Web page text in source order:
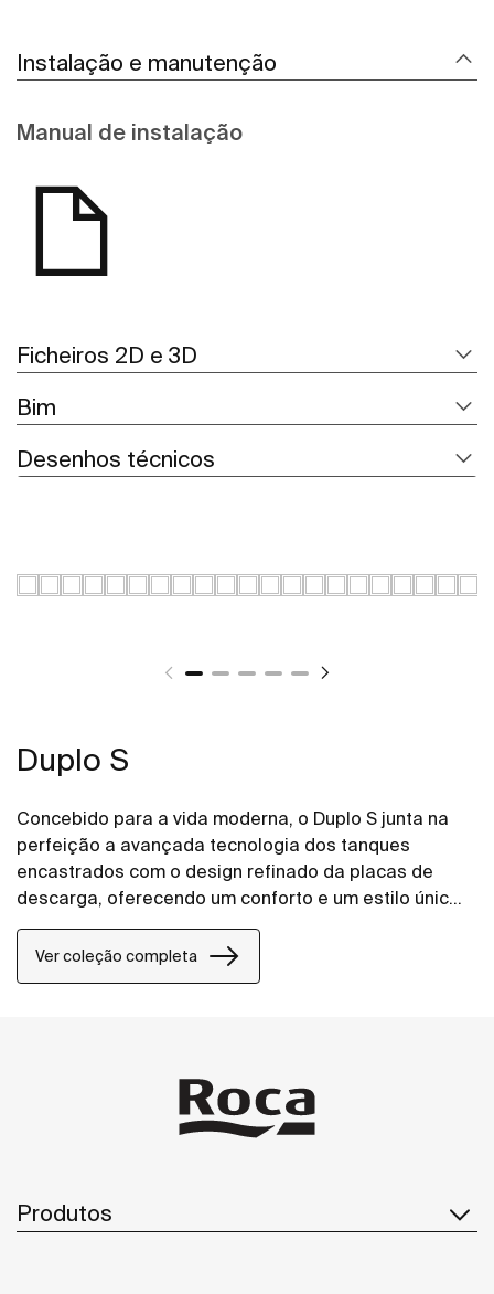
Instalação e manutenção
Manual de instalação
Ficheiros 2D e 3D
Bim
Desenhos técnicos
Duplo S
Concebido para a vida moderna, o Duplo S junta na
perfeição a avançada tecnologia dos tanques
encastrados com o design refinado da placas de
descarga, oferecendo um conforto e um estilo únicos
a qualquer projeto de casa de banho.
Ver coleção completa
Produtos